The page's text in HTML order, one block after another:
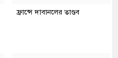
ফ্রান্সে দাবানলের তাণ্ডব